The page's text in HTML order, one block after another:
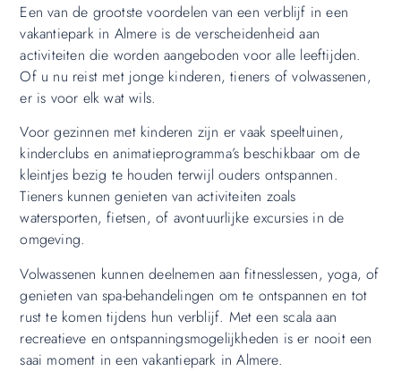
Een van de grootste voordelen van een verblijf in een
vakantiepark in Almere is de verscheidenheid aan
activiteiten die worden aangeboden voor alle leeftijden.
Of u nu reist met jonge kinderen, tieners of volwassenen,
er is voor elk wat wils.
Voor gezinnen met kinderen zijn er vaak speeltuinen,
kinderclubs en animatieprogramma’s beschikbaar om de
kleintjes bezig te houden terwijl ouders ontspannen.
Tieners kunnen genieten van activiteiten zoals
watersporten, fietsen, of avontuurlijke excursies in de
omgeving.
Volwassenen kunnen deelnemen aan fitnesslessen, yoga, of
genieten van spa-behandelingen om te ontspannen en tot
rust te komen tijdens hun verblijf. Met een scala aan
recreatieve en ontspanningsmogelijkheden is er nooit een
saai moment in een vakantiepark in Almere.